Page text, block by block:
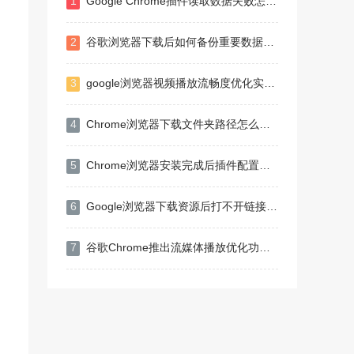
2 谷歌浏览器下载后如何备份重要数据及恢复操作步骤
3 google浏览器视频播放流畅度优化实战策略
4 Chrome浏览器下载文件夹路径怎么修改
5 Chrome浏览器安装完成后插件配置和管理方法
6 Google浏览器下载资源后打不开链接怎么办
7 谷歌Chrome推出流媒体播放优化功能提升视频播放体验